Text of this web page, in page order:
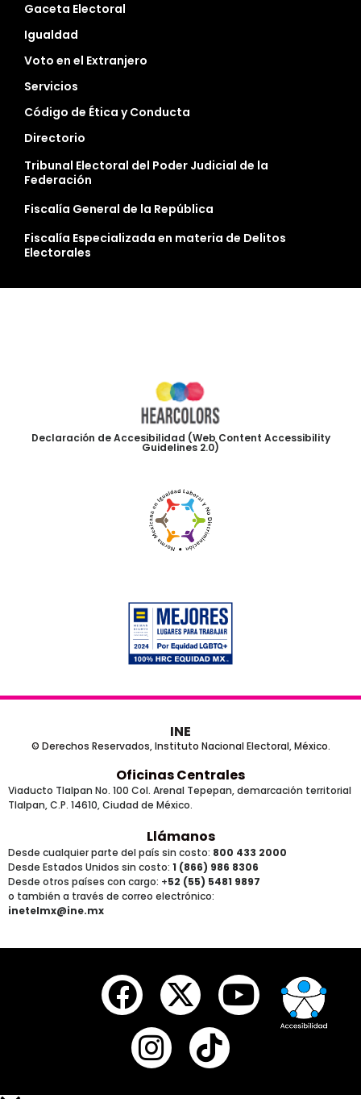
Gaceta Electoral
Igualdad
Voto en el Extranjero
Servicios
Código de Ética y Conducta
Directorio
Tribunal Electoral del Poder Judicial de la
Federación
Fiscalía General de la República
Fiscalía Especializada en materia de Delitos
Electorales
Declaración de Accesibilidad (Web Content Accessibility
Guidelines 2.0)
INE
© Derechos Reservados, Instituto Nacional Electoral, México.
Oficinas Centrales
Viaducto Tlalpan No. 100 Col. Arenal Tepepan, demarcación territorial
Tlalpan, C.P. 14610, Ciudad de México.
Llámanos
Desde cualquier parte del país sin costo: 800 433 2000
Desde Estados Unidos sin costo: 1 (866) 986 8306
Desde otros países con cargo: +52 (55) 5481 9897
o también a través de correo electrónico:
inetelmx@ine.mx